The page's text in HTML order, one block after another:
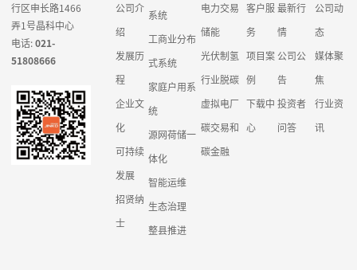
行区申长路1466
弄1号晶科中心
电话:021-
51808666
公司介
绍
发展历
程
企业文
化
可持续
发展
招贤纳
士
系统
工商业分布
式系统
家庭户用系
统
源网荷储一
体化
智能运维
生态治理
整县推进
电力交易
储能
光伏制氢
行业脱碳
虚拟电厂
碳交易和
碳金融
客户服
务
项目案
例
下载中
心
最新行
情
公司公
告
投资者
问答
公司动
态
媒体聚
焦
行业资
讯